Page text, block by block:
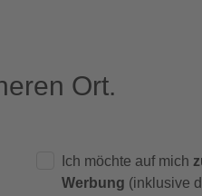
Ort.
Ich möchte auf mich
Werbung (inklusive